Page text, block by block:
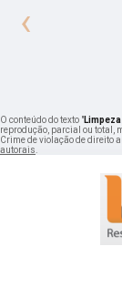
‹
O conteúdo do texto "
reprodução, parcial ou total,
Crime de violação de direito
autorais